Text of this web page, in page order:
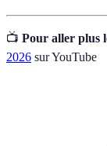
📺 Pour aller plus
2026 sur YouTube